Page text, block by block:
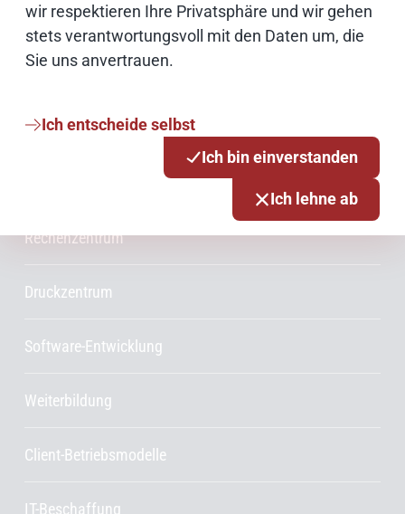
wir respektieren Ihre Privatsphäre und wir gehen
stets verantwortungsvoll mit den Daten um, die
Sie uns anvertrauen.
Ich entscheide selbst
Ich bin einverstanden
Ich lehne ab
Services & Produkte
Innovationsmanagement
Rechenzentrum
Druckzentrum
Software-Entwicklung
Weiterbildung
Client-Betriebsmodelle
IT-Beschaffung